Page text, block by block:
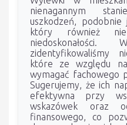
nienagannym
uszkodzeń,
który również nie
zidentyfikowaliśmy
które ze względu
wymagać fachowego
Sugerujemy, że ich
efektywna przy
wskazówek oraz
finansowego, co